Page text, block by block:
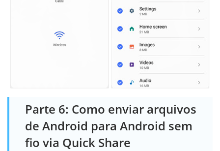
Parte 6: Como enviar arquivos
de Android para Android sem
fio via Quick Share